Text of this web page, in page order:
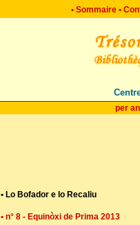
• Sommaire •
per
• Lo Bofador e lo Recaliu
• n° 8 - Equinòxi de Prima 2013